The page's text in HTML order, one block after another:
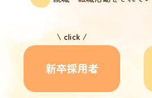
/ click /
新卒採用者